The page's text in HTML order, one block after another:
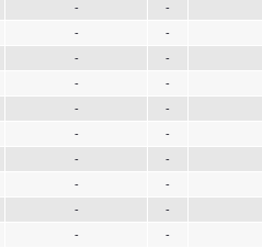
-
-
-
-
-
-
-
-
-
-
-
-
-
-
-
-
-
-
-
-